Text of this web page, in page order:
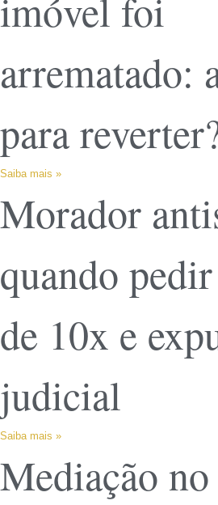
arrematado:
para
Saiba mais »
Morador
quando
de 10x e
judicial
Saiba mais »
Mediação no